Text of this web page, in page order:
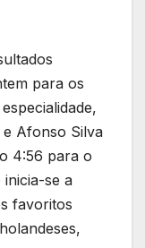
para os
Afonso Silva
4:56 para o
se a
favoritos